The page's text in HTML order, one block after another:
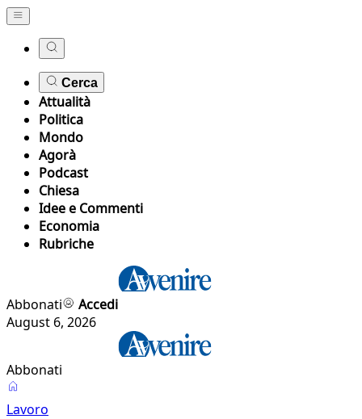
Cerca
Attualità
Politica
Mondo
Agorà
Podcast
Chiesa
Idee e Commenti
Economia
Rubriche
Abbonati
Accedi
August 6, 2026
Abbonati
Lavoro